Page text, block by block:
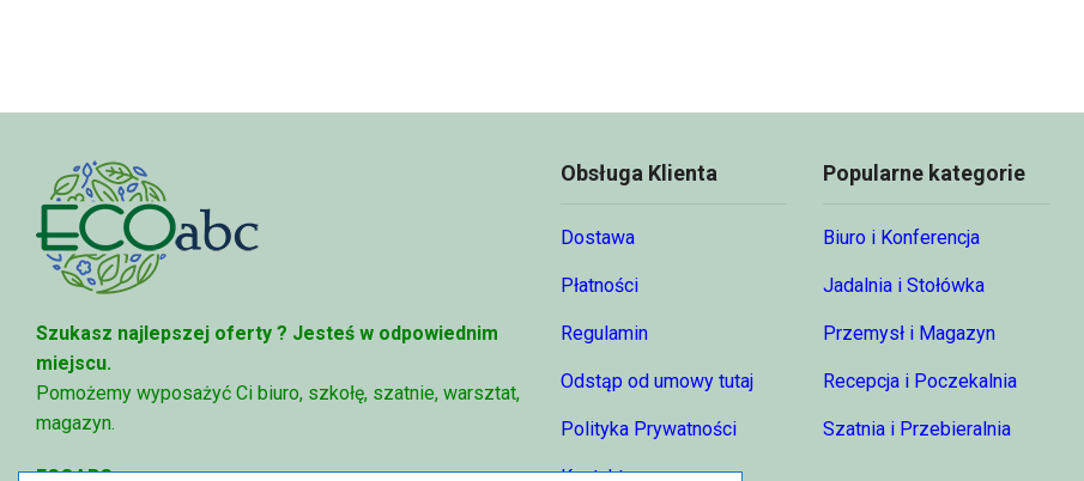
Szukasz najlepszej oferty ? Jesteś w odpowiednim
miejscu.
Pomożemy wyposażyć Ci biuro, szkołę, szatnie, warsztat,
magazyn.
Obsługa Klienta
Dostawa
Płatności
Regulamin
Odstąp od umowy tutaj
Polityka Prywatności
Popularne kategorie
Biuro i Konferencja
Jadalnia i Stołówka
Przemysł i Magazyn
Recepcja i Poczekalnia
Szatnia i Przebieralnia